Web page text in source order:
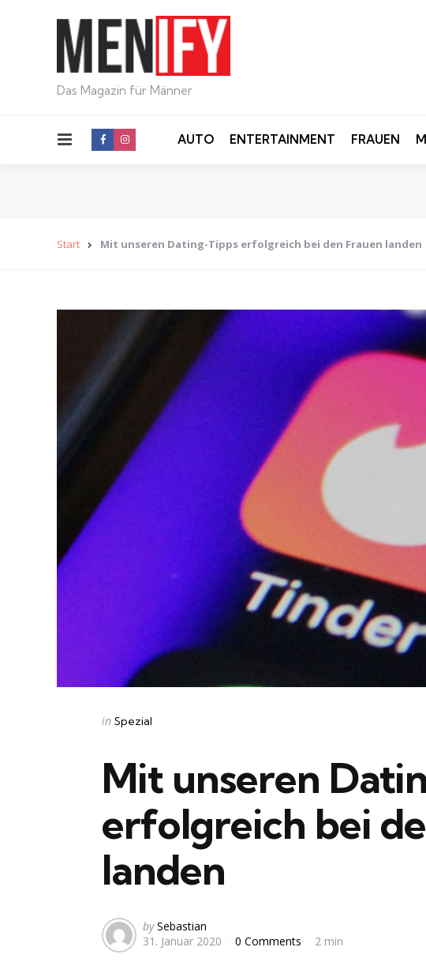
Das Magazin für Männer
Menu AUTO ENTERTAINMENT FRAUEN
Start Mit unseren Dating-Tipps erfolgreich bei den Frauen landen
Categories
Posted
in Spezial
Mit unseren
erfolgreich bei
landen
Posted
by
by Sebastian
31. Januar 2020
0 Comments 2 min